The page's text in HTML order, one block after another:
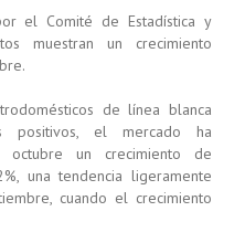
el Comité de Estadística y
muestran un crecimiento
de línea blanca
positivos, el mercado ha
un crecimiento de
una tendencia ligeramente
cuando el crecimiento